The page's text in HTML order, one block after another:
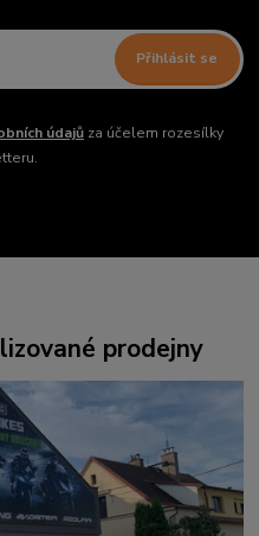
Přihlásit se
údajůza účelem rozesílky
prodejny